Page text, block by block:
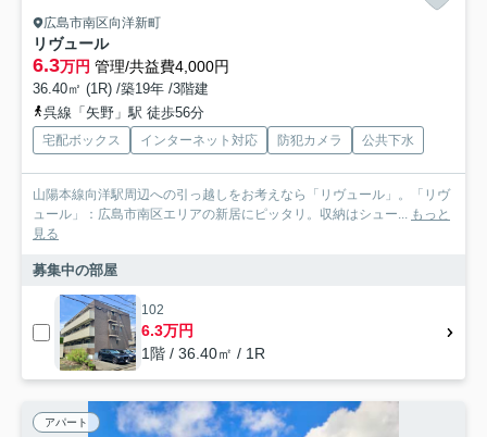
広島市南区向洋新町
リヴュール
6.3万円 管理/共益費4,000円
36.40㎡ (1R) /築19年 /3階建
呉線「矢野」駅 徒歩56分
宅配ボックス インターネット対応 防犯カメラ 公共下水
山陽本線向洋駅周辺への引っ越しをお考えなら「リヴュール」。「リヴ
ュール」：広島市南区エリアの新居にピッタリ。収納はシュー... もっと
見る
募集中の部屋
102
6.3万円
1階 / 36.40㎡ / 1R
アパート